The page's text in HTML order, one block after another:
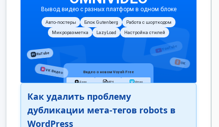
Как удалить проблему
дубликации мета-тегов robots в
WordPress